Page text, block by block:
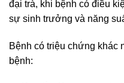
đại trà, khi bệnh có điều
sự sinh trưởng và năng
Bệnh có triệu chứng khác
bệnh: